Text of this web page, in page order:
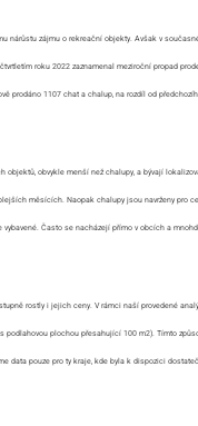
nárůstu zájmu o rekreační objekty. Avšak v
roku 2022 zaznamenal meziroční propad
prodáno 1107 chat a chalup, na rozdíl od
objektů, obvykle menší než chalupy, a bývají
měsících. Naopak chalupy jsou navrženy pro
vybavené. Často se nacházejí přímo v obcích a
rostly i jejich ceny. V rámci naší provedené
podlahovou plochou přesahující 100 m2). Tímto
data pouze pro ty kraje, kde byla k dispozici